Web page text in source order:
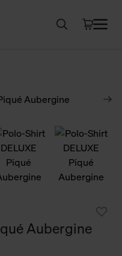
Aubergine